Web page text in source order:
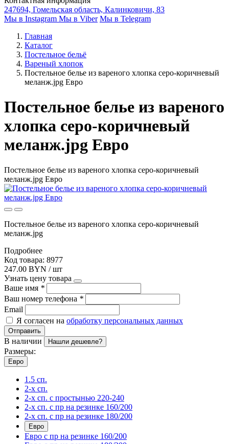
247694, Гомельская область, Калинковичи, 83
Мы в Instagram Мы в Viber Мы в Telegram
Главная
Каталог
Постельное бельё
Вареный хлопок
Постельное белье из вареного хлопка серо-коричневый
меланж.jpg Евро
Постельное белье из вареного
хлопка серо-коричневый
меланж.jpg Евро
Постельное белье из вареного хлопка серо-коричневый
меланж.jpg Евро
Постельное белье из вареного хлопка серо-коричневый
меланж.jpg
Подробнее
Код товара: 8977
247.00 BYN / шт
Узнать цену товара
Ваше имя *
Ваш номер телефона *
Email
Я согласен на обработку персональных данных
Отправить
В наличии Нашли дешевле?
Размеры:
Евро
1.5 сп.
2-х сп.
2-х сп. с простынью 220-240
2-х сп. с пр на резинке 160/200
2-х сп. с пр на резинке 180/200
Евро
Евро с пр на резинке 160/200